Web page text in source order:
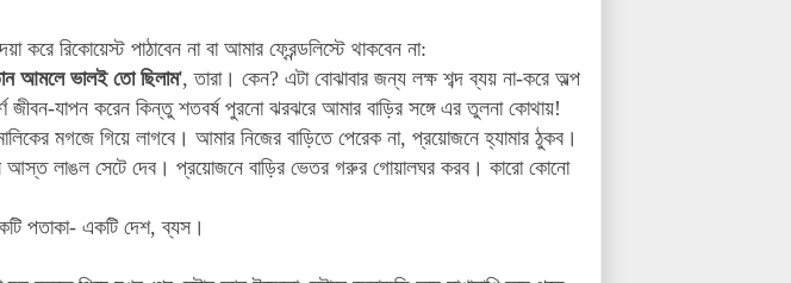
করে রিকোয়েস্ট পাঠাবেন না বা আমার ফ্রেন্ডলিস্টে থাকবেন না:
আমলে ভালই তো ছিলাম', তারা। কেন? এটা বোঝাবার জন্য লক্ষ শব্দ ব্যয় না-করে অল্প
জীবন-যাপন করেন কিন্তু শতবর্ষ পুরনো ঝরঝরে আমার বাড়ির সঙ্গে এর তুলনা কোথায়!
মগজে গিয়ে লাগবে। আমার নিজের বাড়িতে পেরেক না, প্রয়োজনে হ্যামার ঠুকব।
আস্ত লাঙল সেটে দেব। প্রয়োজনে বাড়ির ভেতর গরুর গোয়ালঘর করব। কারো কোনো
পতাকা- একটি দেশ, ব্যস।